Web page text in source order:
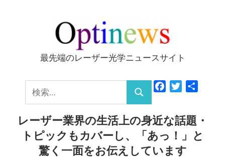
ッ
Optinews
最先端のレーザー光学ニュースサイト
索:
検
索
FacebookTwitter
レーザー業界の生活上の身近な話題・
トピックもカバーし、「あっ！」と
驚く一面をお伝えしています